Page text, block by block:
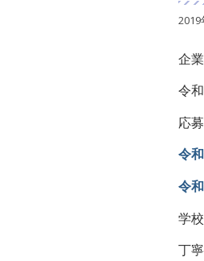
2019
企
令
応
令
令
学
丁